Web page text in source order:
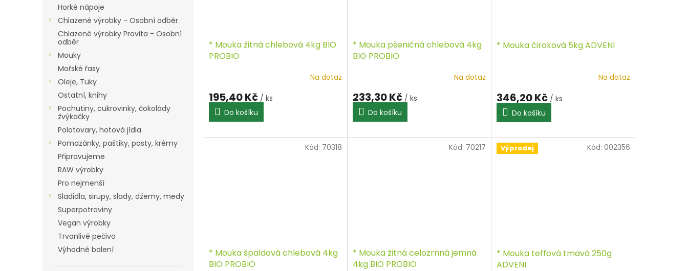
Horké nápoje
Chlazené výrobky - Osobní odběr
Chlazené výrobky Provita - Osobní
odběr
Mouky
Mořské řasy
Oleje, Tuky
Ostatní, knihy
Pochutiny, cukrovinky, čokolády
žvýkačky
Polotovary, hotová jídla
Pomazánky, paštiky, pasty, krémy
Připravujeme
RAW výrobky
Pro nejmenší
Sladidla, sirupy, slady, džemy, medy
Superpotraviny
Vegan výrobky
Trvanlivé pečivo
Výhodné balení
* Mouka žitná chlebová 4kg BIO
PROBIO
Na dotaz
195,40 Kč / ks
Do košíku
* Mouka pšeničná chlebová 4kg
BIO PROBIO
Na dotaz
233,30 Kč / ks
Do košíku
* Mouka čiroková 5kg ADVENI
Na dotaz
346,20 Kč / ks
Do košíku
* Mouka špaldová chlebová 4kg
BIO PROBIO
Kód: 70318
* Mouka žitná celozrnná jemná
4kg BIO PROBIO
Kód: 70217 Výprodej
* Mouka teffová tmavá 250g
ADVENI
Kód: 002356